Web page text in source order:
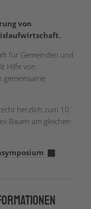
von
für Gemeinden und
Hilfe von
gemeinsame
herzlich zum 10.
Bauen am gleichen